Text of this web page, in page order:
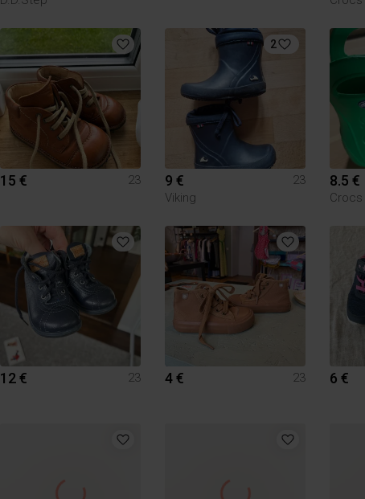
15 € 23
2
9 €
23
Viking
8.5 €
Crocs
12 € 23 4 € 23 6 €